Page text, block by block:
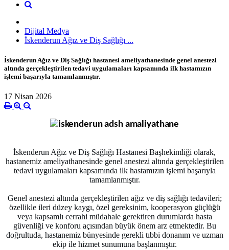
Dijital Medya
İskenderun Ağız ve Diş Sağlığı ...
İskenderun Ağız ve Diş Sağlığı hastanesi ameliyathanesinde genel anestezi
altında gerçekleştirilen tedavi uygulamaları kapsamında ilk hastamızın
işlemi başarıyla tamamlanmıştır.
17 Nisan 2026
İskenderun Ağız ve Diş Sağlığı Hastanesi Başhekimliği olarak,
hastanemiz ameliyathanesinde genel anestezi altında gerçekleştirilen
tedavi uygulamaları kapsamında ilk hastamızın işlemi başarıyla
tamamlanmıştır.
Genel anestezi altında gerçekleştirilen ağız ve diş sağlığı tedavileri;
özellikle ileri düzey kaygı, özel gereksinim, kooperasyon güçlüğü
veya kapsamlı cerrahi müdahale gerektiren durumlarda hasta
güvenliği ve konforu açısından büyük önem arz etmektedir. Bu
doğrultuda, hastanemiz bünyesinde gerekli tıbbi donanım ve uzman
ekip ile hizmet sunumuna başlanmıştır.